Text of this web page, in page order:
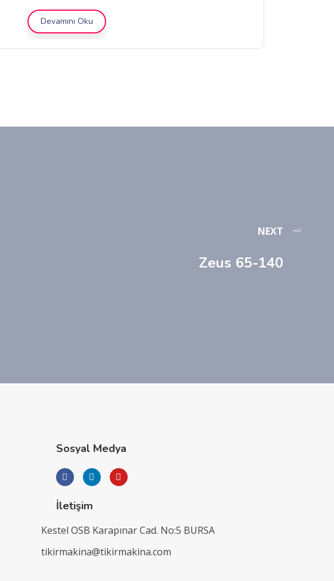
Devamını Oku
NEXT
Zeus 65-140
Sosyal Medya
İletişim
Kestel OSB Karapınar Cad. No:5 BURSA
tikirmakina@tikirmakina.com